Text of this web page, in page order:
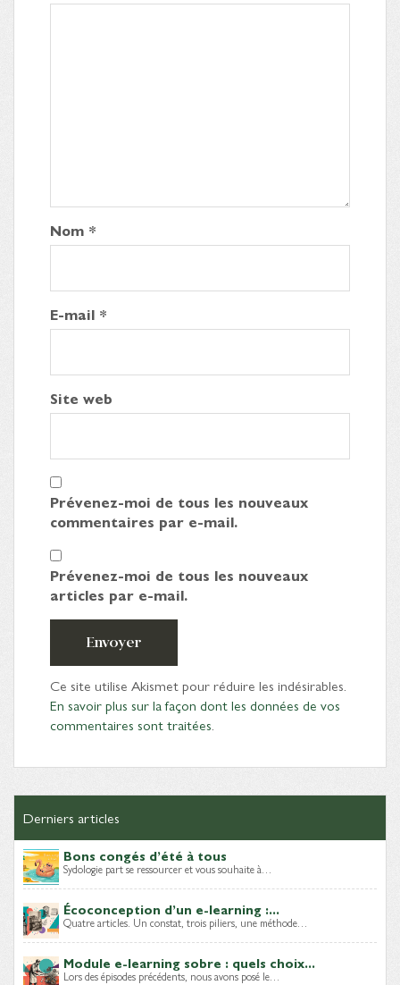
Nom *
E-mail *
Site web
Prévenez-moi de tous les nouveaux
commentaires par e-mail.
Prévenez-moi de tous les nouveaux
articles par e-mail.
Envoyer
Ce site utilise Akismet pour réduire les indésirables.
En savoir plus sur la façon dont les données de vos
commentaires sont traitées.
Derniers articles
Bons congés d’été à tous
Sydologie part se ressourcer et vous souhaite à…
Écoconception d’un e-learning :...
Quatre articles. Un constat, trois piliers, une méthode…
Module e-learning sobre : quels choix...
Lors des épisodes précédents, nous avons posé le…